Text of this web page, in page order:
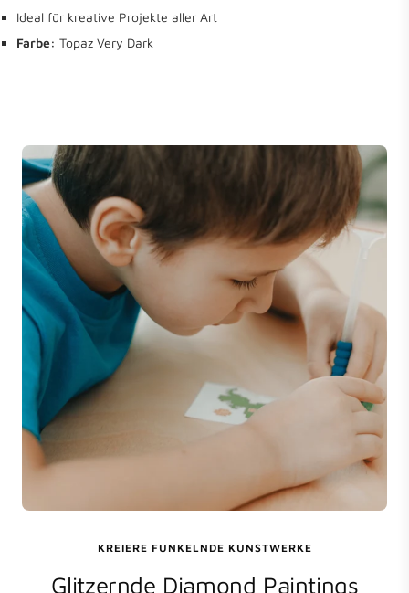
Ideal für kreative Projekte aller Art
Farbe: Topaz Very Dark
KREIERE FUNKELNDE KUNSTWERKE
Glitzernde Diamond Paintings